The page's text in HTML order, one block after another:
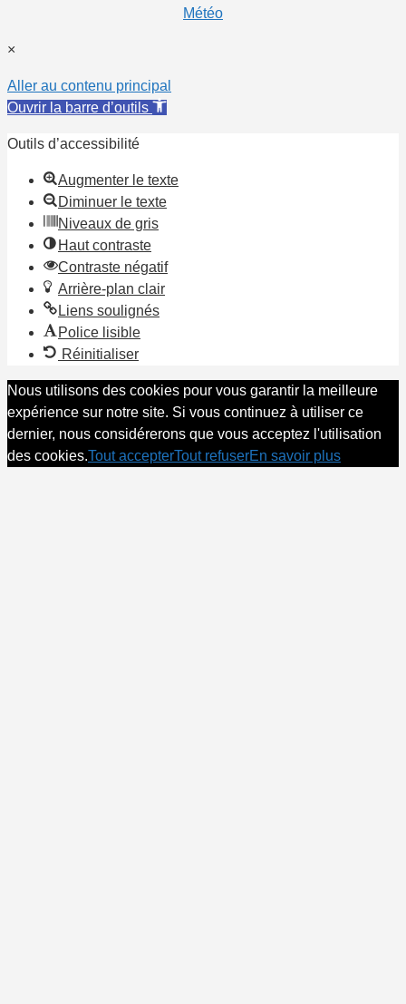
Météo
×
Aller au contenu principal
Ouvrir la barre d’outils
Outils d’accessibilité
Augmenter le texte
Diminuer le texte
Niveaux de gris
Haut contraste
Contraste négatif
Arrière-plan clair
Liens soulignés
Police lisible
Réinitialiser
Nous utilisons des cookies pour vous garantir la meilleure
expérience sur notre site. Si vous continuez à utiliser ce
dernier, nous considérerons que vous acceptez l'utilisation
des cookies.Tout accepterTout refuserEn savoir plus